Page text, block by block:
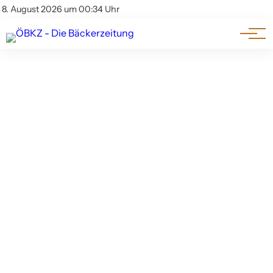
8. August 2026 um 00:34 Uhr
Impressum & Offenlegung
Am Wort
Genuss & Trends